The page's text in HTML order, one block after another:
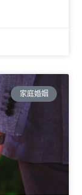
家庭婚姻